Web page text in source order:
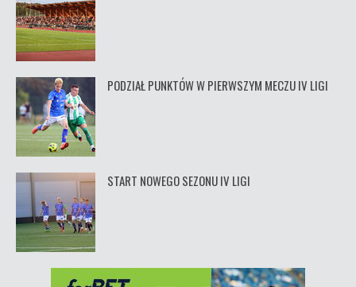
PODZIAŁ PUNKTÓW W PIERWSZYM MECZU IV LIGI
START NOWEGO SEZONU IV LIGI